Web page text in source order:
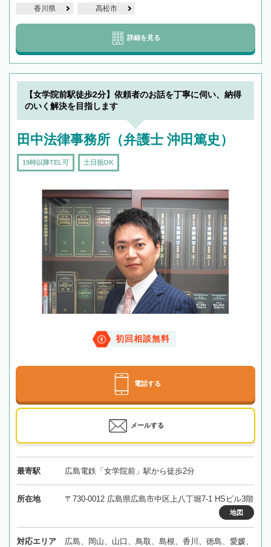
香川県 高松市
詳細を見る
【女学院前駅徒歩2分】依頼者のお話を丁寧に伺い、納得
のいく解決を目指します
田中法律事務所（弁護士 沖田篤史）
19時以降TEL可 土日祝OK
初回相談無料
電話する
メールする
最寄駅 広島電鉄「女学院前」駅から徒歩2分
所在地 〒730-0012 広島県広島市中区上八丁堀7-1 HSビル3階
地図
対応エリア
広島、岡山、山口、鳥取、島根、香川、徳島、愛媛、